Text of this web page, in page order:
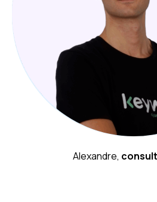
Alexandre,